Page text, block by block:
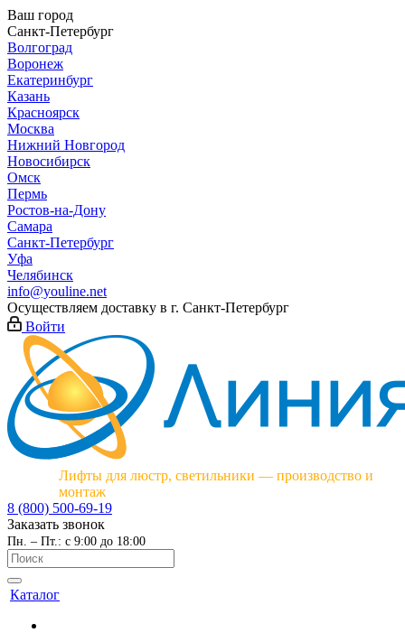
Ваш город
Санкт-Петербург
Волгоград
Воронеж
Екатеринбург
Казань
Красноярск
Москва
Нижний Новгород
Новосибирск
Омск
Пермь
Ростов-на-Дону
Самара
Санкт-Петербург
Уфа
Челябинск
info@youline.net
Осуществляем доставку в г. Санкт-Петербург
Войти
Лифты для люстр, светильники — производство и
монтаж
8 (800) 500-69-19
Заказать звонок
Пн. – Пт.: с 9:00 до 18:00
Каталог